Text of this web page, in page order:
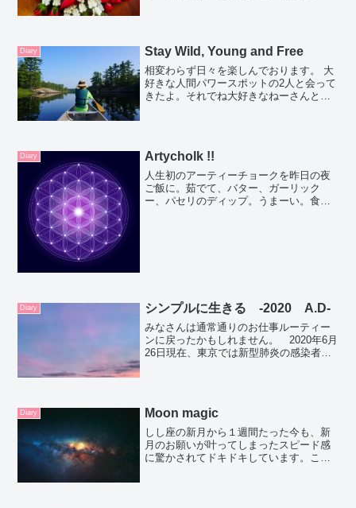
Diary Stay Wild, Young and Free
相変わらず日々を楽しんでおります。 大
好きな人間パワースポットの2人と会って
きたよ。それでね大好きなねーさんと青
Diary Artycholk !!
人生初のアーティーチョークを昨日の夜
ご飯に。茹でて、バター、ガーリック
ー、パセリのディップ。うまーい。食事
Diary シンプルに生きる ‐2020 A.D‐
みなさんは通常通りのお仕事ルーティー
ンに戻ったかもしれません。 2020年6月
26日現在、東京では新型肺炎の感染者
Diary Moon magic
しし座の新月から１週間たった今も、新
月のお願いが叶ってしまったスピード感
に驚かされてドキドキしています。この